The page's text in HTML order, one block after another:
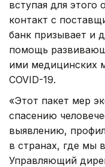
вступая для этого
контакт с
банк призывает и
помощь
ими медицинских
COVID-19.
«Этот пакет мер
спасению
выявлению,
в странах, где мы
Управляющий